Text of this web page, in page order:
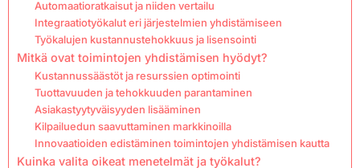
Automaatioratkaisut ja niiden vertailu
Integraatiotyökalut eri järjestelmien yhdistämiseen
Työkalujen kustannustehokkuus ja lisensointi
Mitkä ovat toimintojen yhdistämisen hyödyt?
Kustannussäästöt ja resurssien optimointi
Tuottavuuden ja tehokkuuden parantaminen
Asiakastyytyväisyyden lisääminen
Kilpailuedun saavuttaminen markkinoilla
Innovaatioiden edistäminen toimintojen yhdistämisen kautta
Kuinka valita oikeat menetelmät ja työkalut?